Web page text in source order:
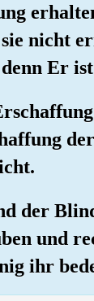
nicht
Er
der
und
ihr